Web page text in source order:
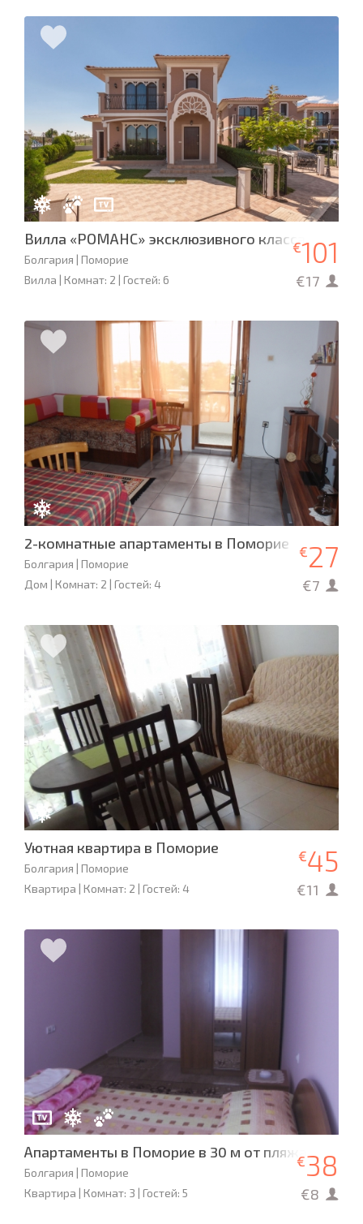
Вилла «РОМАНС» эксклюзивного класса
Болгария | Поморие
Вилла | Комнат: 2 | Гостей: 6
€101
€17
2-комнатные апартаменты в Поморие
Болгария | Поморие
Дом | Комнат: 2 | Гостей: 4
€27
€7
Уютная квартира в Поморие
Болгария | Поморие
Квартира | Комнат: 2 | Гостей: 4
€45
€11
Апартаменты в Поморие в 30 м от пляжа
Болгария | Поморие
Квартира | Комнат: 3 | Гостей: 5
€38
€8